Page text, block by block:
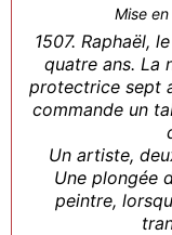
Mise
1507. Raphaël,
quatre ans. La
protectrice sept
commande un
Un artiste,
Une plongée
peintre,